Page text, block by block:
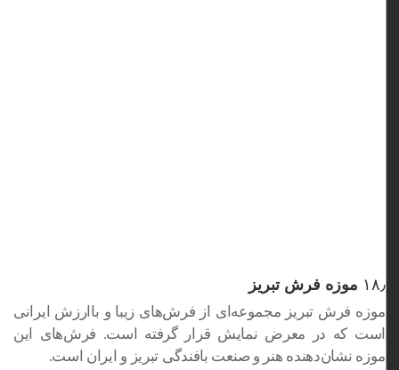
۱۸٫ موزه فرش تبریز
موزه فرش تبریز مجموعه‌ای از فرش‌های زیبا و باارزش ایرانی
است که در معرض نمایش قرار گرفته است. فرش‌های این
موزه نشان‌دهنده هنر و صنعت بافندگی تبریز و ایران است.